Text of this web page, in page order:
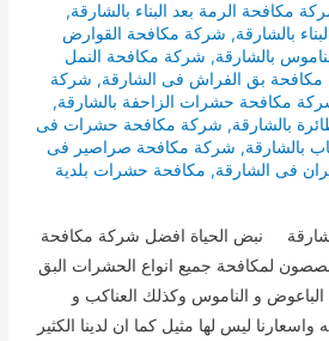
مكافحة الرمة بعد البناء بالشارقة,
بالشارقة, شركة مكافحة القوارض
بالشارقة, شركة مكافحة النمل
بق الفراش فى الشارقة, شركة
مكافحة حشرات الزاحفة بالشارقة,
بالشارقة, شركة مكافحة حشرات فى
بالشارقة, شركة مكافحة صراصير فى
فى الشارقة, مكافحة حشرات بلدية
نبض الحياة افضل شركة مكافحة
لمكافحة جميع انواع الحشرات البق
و الناموس وكذلك العناكب و
واسعارنا ليس لها مثيل كما ان لدينا الكثير